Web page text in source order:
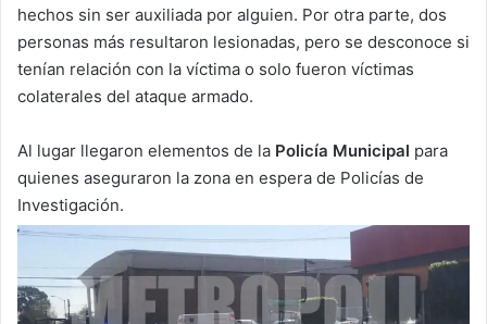
hechos sin ser auxiliada por alguien. Por otra parte, dos
personas más resultaron lesionadas, pero se desconoce si
tenían relación con la víctima o solo fueron víctimas
colaterales del ataque armado.
Al lugar llegaron elementos de la Policía Municipal para
quienes aseguraron la zona en espera de Policías de
Investigación.